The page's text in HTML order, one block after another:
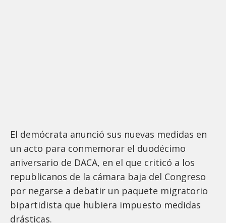
El demócrata anunció sus nuevas medidas en
un acto para conmemorar el duodécimo
aniversario de DACA, en el que criticó a los
republicanos de la cámara baja del Congreso
por negarse a debatir un paquete migratorio
bipartidista que hubiera impuesto medidas
drásticas.